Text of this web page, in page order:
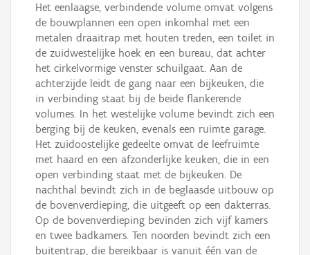
Het eenlaagse, verbindende volume omvat volgens
de bouwplannen een open inkomhal met een
metalen draaitrap met houten treden, een toilet in
de zuidwestelijke hoek en een bureau, dat achter
het cirkelvormige venster schuilgaat. Aan de
achterzijde leidt de gang naar een bijkeuken, die
in verbinding staat bij de beide flankerende
volumes. In het westelijke volume bevindt zich een
berging bij de keuken, evenals een ruimte garage.
Het zuidoostelijke gedeelte omvat de leefruimte
met haard en een afzonderlijke keuken, die in een
open verbinding staat met de bijkeuken. De
nachthal bevindt zich in de beglaasde uitbouw op
de bovenverdieping, die uitgeeft op een dakterras.
Op de bovenverdieping bevinden zich vijf kamers
en twee badkamers. Ten noorden bevindt zich een
buitentrap, die bereikbaar is vanuit één van de